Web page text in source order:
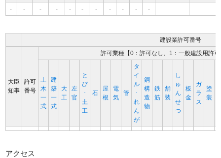
- - - - - - - - - - -
建設業許可番号
大臣
知事
許可
番号
許可業種【0：許可なし、1：一般建設用許
土
木
一
式
建
築
一
式
大
工
左
官
と
び
･
土
工
石
屋
根
電
気
管
タ
イ
ル
･
れ
ん
が
鋼
構
造
物
鉄
筋
舗
装
し
ゅ
ん
せ
つ
板
金
ガ
ラ
ス
塗
装
アクセス